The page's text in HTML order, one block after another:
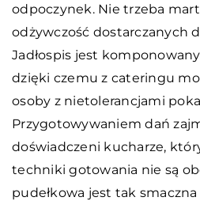
odpoczynek. Nie trzeba
odżywczość dostarczanych
Jadłospis jest
dzięki czemu z cateringu
osoby z nietolerancjami
Przygotowywaniem dań
doświadczeni kucharze,
techniki gotowania nie są
pudełkowa jest tak